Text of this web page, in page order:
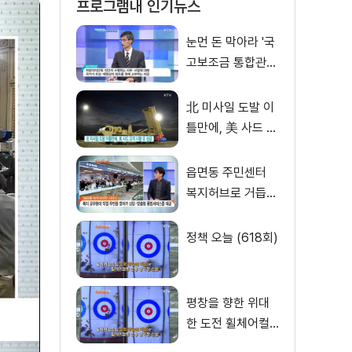
프로그램내 인기뉴스
눈먼 돈 막아라 '국
고보조금 통합관리
[경제인사이드]
北 미사일 도발 이
틀만에, 美 사드 요
[월드투데이]
읍면동 주민센터
복지허브로 거듭나
정책 오늘 (618회)
평창을 향한 위대
한 도전 휠체어컬